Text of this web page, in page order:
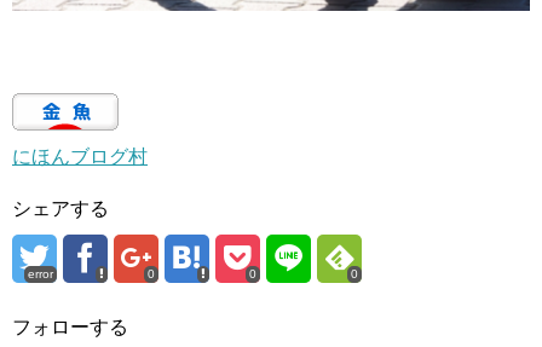
にほんブログ村
シェアする
error 0 0 0
フォローする